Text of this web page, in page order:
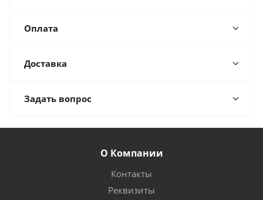
Оплата
Доставка
Задать вопрос
О Компании
Контакты
Реквизиты